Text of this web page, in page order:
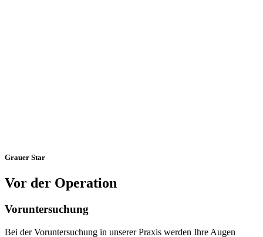
Grauer Star
Vor der Operation
Voruntersuchung
Bei der Voruntersuchung in unserer Praxis werden Ihre Augen